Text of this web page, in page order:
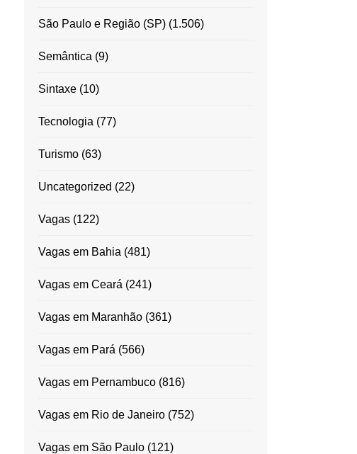
São Paulo e Região (SP)(1.506)
Semântica (9)
Sintaxe(10)
Tecnologia (77)
Turismo(63)
Uncategorized (22)
Vagas(122)
Vagas em Bahia (481)
Vagas em Ceará (241)
Vagas em Maranhão(361)
Vagas em Pará (566)
Vagas em Pernambuco(816)
Vagas em Rio de Janeiro(752)
Vagas em São Paulo(121)